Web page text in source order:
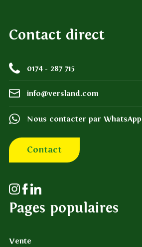
Contact direct
0174 - 287 715
info@versland.com
Nous contacter par WhatsApp
Contact
Pages populaires
Vente